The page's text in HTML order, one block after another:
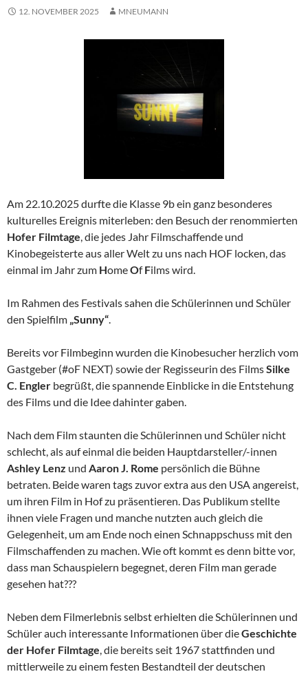
12. NOVEMBER 2025 MNEUMANN
Am 22.10.2025 durfte die Klasse 9b ein ganz besonderes
kulturelles Ereignis miterleben: den Besuch der renommierten
Hofer Filmtage, die jedes Jahr Filmschaffende und
Kinobegeisterte aus aller Welt zu uns nach HOF locken, das
einmal im Jahr zum HomeOfFilms wird.
Im Rahmen des Festivals sahen die Schülerinnen und Schüler
den Spielfilm „Sunny“.
Bereits vor Filmbeginn wurden die Kinobesucher herzlich vom
Gastgeber (#oF NEXT) sowie der Regisseurin des FilmsSilke
C. Engler begrüßt, die spannende Einblicke in die Entstehung
des Films und die Idee dahinter gaben.
Nach dem Film staunten die Schülerinnen und Schüler nicht
schlecht, als auf einmal die beiden Hauptdarsteller/-innen
Ashley Lenz und Aaron J. Rome persönlich die Bühne
betraten. Beide waren tags zuvor extra aus den USA angereist,
um ihren Film in Hof zu präsentieren. Das Publikum stellte
ihnen viele Fragen und manche nutzten auch gleich die
Gelegenheit, um am Ende noch einen Schnappschuss mit den
Filmschaffenden zu machen. Wie oft kommt es denn bitte vor,
dass man Schauspielern begegnet, deren Film man gerade
gesehen hat???
Neben dem Filmerlebnis selbst erhielten die Schülerinnen und
Schüler auch interessante Informationen über dieGeschichte
der Hofer Filmtage, die bereits seit 1967 stattfinden und
mittlerweile zu einem festen Bestandteil der deutschen